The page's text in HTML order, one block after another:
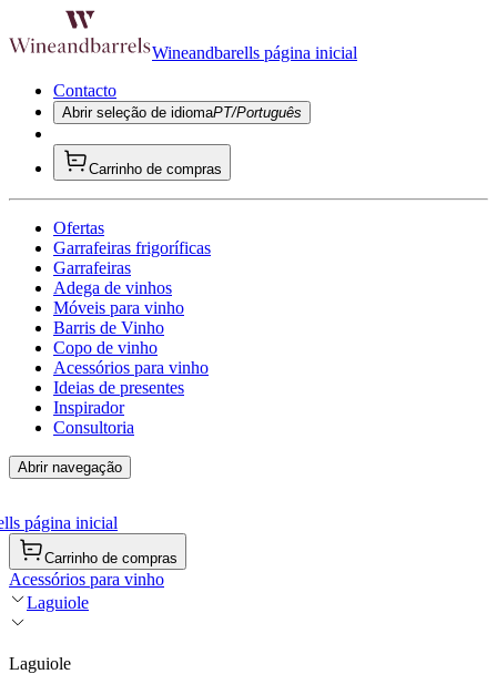
Wineandbarells página inicial
Contacto
Abrir seleção de idiomaPT/Português
Carrinho de compras
Ofertas
Garrafeiras frigoríficas
Garrafeiras
Adega de vinhos
Móveis para vinho
Barris de Vinho
Copo de vinho
Acessórios para vinho
Ideias de presentes
Inspirador
Consultoria
Abrir navegação
página inicial
Carrinho de compras
Acessórios para vinho
Laguiole
Laguiole